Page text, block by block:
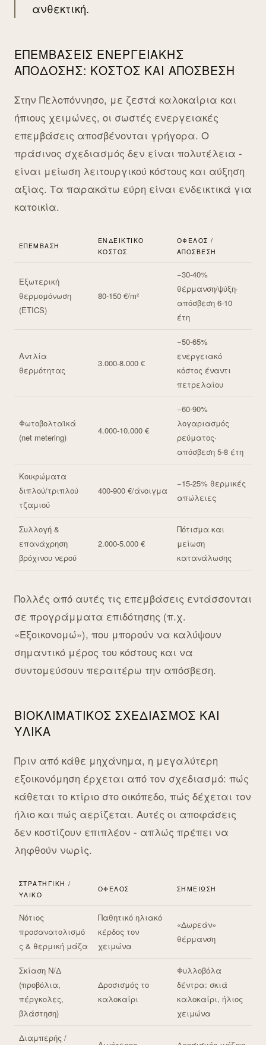
ανθεκτική.
ΕΠΕΜΒΆΣΕΙΣ ΕΝΕΡΓΕΙΑΚΉΣ
ΑΠΌΔΟΣΗΣ: ΚΌΣΤΟΣ ΚΑΙ ΑΠΌΣΒΕΣΗ
Στην Πελοπόννησο, με ζεστά καλοκαίρια και
ήπιους χειμώνες, οι σωστές ενεργειακές
επεμβάσεις αποσβένονται γρήγορα. Ο
πράσινος σχεδιασμός δεν είναι πολυτέλεια -
είναι μείωση λειτουργικού κόστους και αύξηση
αξίας. Τα παρακάτω εύρη είναι ενδεικτικά για
κατοικία.
ΕΠΈΜΒΑΣΗ
ΕΝΔΕΙΚΤΙΚΌ
ΚΌΣΤΟΣ
ΌΦΕΛΟΣ /
ΑΠΌΣΒΕΣΗ
Εξωτερική
θερμομόνωση
(ETICS)
80-150 €/m²
−30-40%
θέρμανση/ψύξη·
απόσβεση 6-10
έτη
Αντλία
θερμότητας
3.000-8.000 €
−50-65%
ενεργειακό
κόστος έναντι
πετρελαίου
Φωτοβολταϊκά
(net metering)
4.000-10.000 €
−60-90%
λογαριασμός
ρεύματος·
απόσβεση 5-8 έτη
Κουφώματα
διπλού/τριπλού
τζαμιού
400-900 €/άνοιγμα
−15-25% θερμικές
απώλειες
Συλλογή &
επανάχρηση
βρόχινου νερού
2.000-5.000 €
Πότισμα και
μείωση
κατανάλωσης
Πολλές από αυτές τις επεμβάσεις εντάσσονται
σε προγράμματα επιδότησης (π.χ.
«Εξοικονομώ»), που μπορούν να καλύψουν
σημαντικό μέρος του κόστους και να
συντομεύσουν περαιτέρω την απόσβεση.
ΒΙΟΚΛΙΜΑΤΙΚΌΣ ΣΧΕΔΙΑΣΜΌΣ ΚΑΙ
ΥΛΙΚΆ
Πριν από κάθε μηχάνημα, η μεγαλύτερη
εξοικονόμηση έρχεται από τον σχεδιασμό: πώς
κάθεται το κτίριο στο οικόπεδο, πώς δέχεται τον
ήλιο και πώς αερίζεται. Αυτές οι αποφάσεις
δεν κοστίζουν επιπλέον - απλώς πρέπει να
ληφθούν νωρίς.
ΣΤΡΑΤΗΓΙΚΉ /
ΥΛΙΚΌ
ΌΦΕΛΟΣ ΣΗΜΕΊΩΣΗ
Νότιος
προσανατολισμό
ς & θερμική μάζα
Παθητικό ηλιακό
κέρδος τον
χειμώνα
«Δωρεάν»
θέρμανση
Σκίαση Ν/Δ
(προβόλια,
πέργκολες,
βλάστηση)
Δροσισμός το
καλοκαίρι
Φυλλοβόλα
δέντρα: σκιά
καλοκαίρι, ήλιος
χειμώνα
Διαμπερής /